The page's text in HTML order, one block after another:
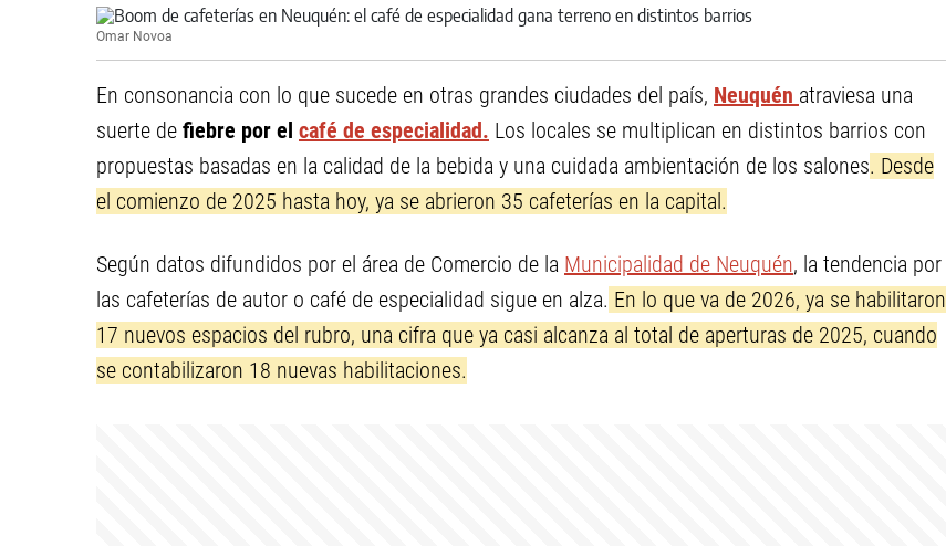
Omar Novoa
En consonancia con lo que sucede en otras grandes ciudades del país, Neuquén atraviesa una
suerte de fiebre por el café de especialidad. Los locales se multiplican en distintos barrios con
propuestas basadas en la calidad de la bebida y una cuidada ambientación de los salones. Desde
el comienzo de 2025 hasta hoy, ya se abrieron 35 cafeterías en la capital.
Según datos difundidos por el área de Comercio de la Municipalidad de Neuquén, la tendencia por
las cafeterías de autor o café de especialidad sigue en alza. En lo que va de 2026, ya se habilitaron
17 nuevos espacios del rubro, una cifra que ya casi alcanza al total de aperturas de 2025, cuando
se contabilizaron 18 nuevas habilitaciones.